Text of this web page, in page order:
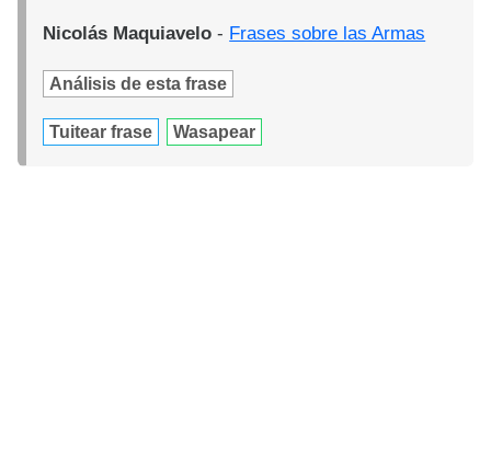
Nicolás Maquiavelo - Frases sobre las Armas
Análisis de esta frase
Tuitear frase Wasapear